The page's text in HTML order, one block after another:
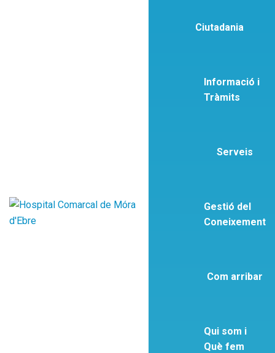
Ciutadania
Informació i
Tràmits
Serveis
Gestió del
Coneixement
Com arribar
Qui som i
Què fem